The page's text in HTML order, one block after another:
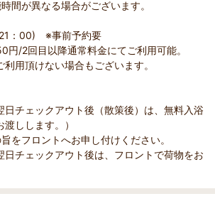
間が異なる場合がございます。
：00) ※事前予約要
円/2回目以降通常料金にてご利用可能。
利用頂けない場合もございます。
日チェックアウト後（散策後）は、無料入浴
しします。）
をフロントへお申し付けください。
日チェックアウト後は、フロントで荷物をお